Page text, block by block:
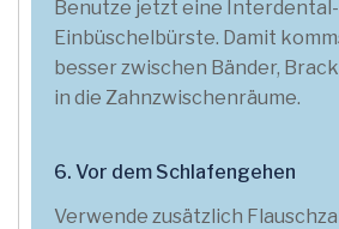
Benutze jetzt eine
Einbüschelbürste. Damit
besser zwischen Bänder,
in die Zahnzwischenräume.
6. Vor dem Schlafengehen
Verwende zusätzlich